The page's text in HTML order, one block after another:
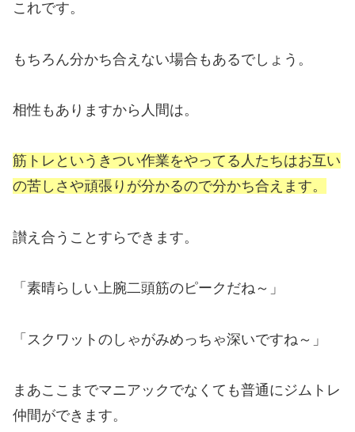
これです。
もちろん分かち合えない場合もあるでしょう。
相性もありますから人間は。
筋トレというきつい作業をやってる人たちはお互い
の苦しさや頑張りが分かるので分かち合えます。
讃え合うことすらできます。
「素晴らしい上腕二頭筋のピークだね～」
「スクワットのしゃがみめっちゃ深いですね～」
まあここまでマニアックでなくても普通にジムトレ
仲間ができます。